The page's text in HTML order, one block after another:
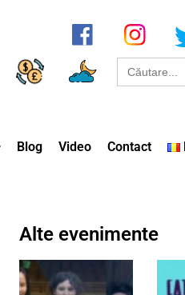
Search
for:
Blog Video Contact
Alte evenimente